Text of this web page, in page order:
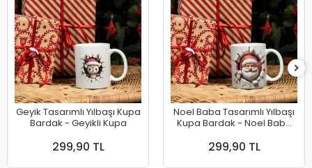
Geyik Tasarımlı Yılbaşı Kupa
Bardak - Geyikli Kupa
299,90 TL
Noel Baba Tasarımlı Yılbaşı
Kupa Bardak - Noel Baba
299,90 TL